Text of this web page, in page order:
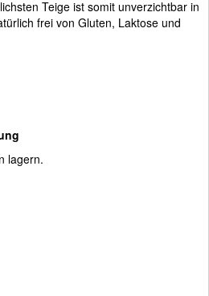
Teige ist somit unverzichtbar in
frei von Gluten, Laktose und
lagern.